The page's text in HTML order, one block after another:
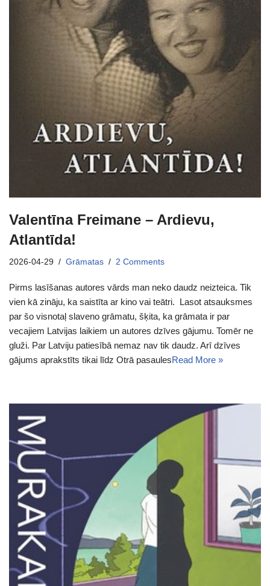
Valentīna Freimane – Ardievu,
Atlantīda!
2026-04-29 Grāmatas 2 Comments
Pirms lasīšanas autores vārds man neko daudz neizteica. Tik
vien kā zināju, ka saistīta ar kino vai teātri. Lasot atsauksmes
par šo visnotaļ slaveno grāmatu, šķita, ka grāmata ir par
vecajiem Latvijas laikiem un autores dzīves gājumu. Tomēr ne
gluži. Par Latviju patiesībā nemaz nav tik daudz. Arī dzīves
gājums aprakstīts tikai līdz Otrā pasaulesRead More »